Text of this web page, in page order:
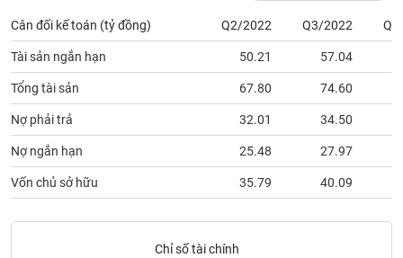
Cân đối kế toán (tỷ đồng) Q2/2022 Q3/2022
Tài sản ngắn hạn 50.21 57.04
Tổng tài sản 67.80 74.60
Nợ phải trả 32.01 34.50
Nợ ngắn hạn 25.48 27.97
Vốn chủ sở hữu 35.79 40.09
Chỉ số tài chính
Công
đầu
tư
Truyền
thông
chính